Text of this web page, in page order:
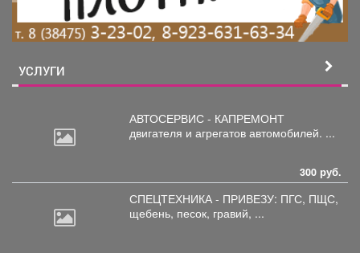
УСЛУГИ
АВТОСЕРВИС - КАПРЕМОНТ
двигателя и агрегатов автомобилей. ...
300 руб.
СПЕЦТЕХНИКА - ПРИВЕЗУ: ПГС, ПЩС,
щебень, песок, гравий, ...